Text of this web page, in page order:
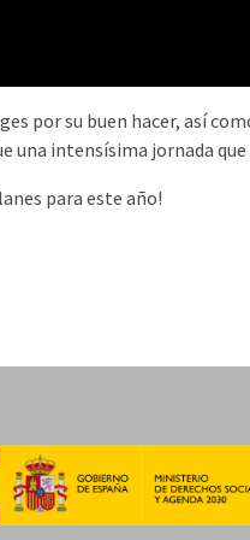
por su buen hacer, así
una intensísima jornada
para este año!